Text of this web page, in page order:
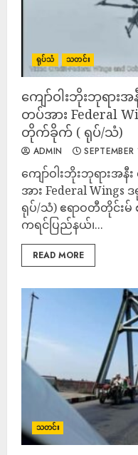
ရုပ်သံ သတင်း
ကျော်ဝါးဘိုးဘုရား
တပ်အား Federal
တိုက်ခိုက် ( ရုပ်/သံ)
ADMIN
ကျော်ဝါးဘိုးဘုရားအ
အား Federal
ရုပ်/သံ) ဧရာဝတီတိုင်း
ကရင်ပြည်နယ်၊...
READ MORE
သတင်း